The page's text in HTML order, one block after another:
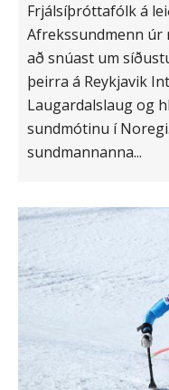
Frjálsíþróttafólk á
Afrekssundmenn
að snúast um
þeirra á Reykjavik
Laugardalslaug og
sundmótinu í
sundmannanna...